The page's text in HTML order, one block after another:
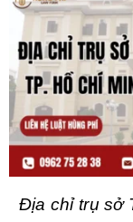
Địa chỉ trụ sở